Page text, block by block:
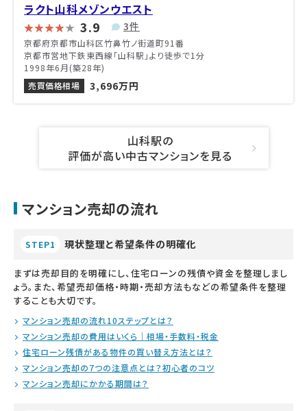
ラクト山科メゾンウエスト
3.9 3件
京都府京都市山科区竹鼻竹ノ街道町91番
京都市営地下鉄東西線「山科駅」より徒歩で1分
1998年6月(築28年)
売買価格相場
3,696万円
山科駅の
評価が高い中古マンションを見る
マンション売却の流れ
STEP1 現状整理と希望条件の明確化
まずは売却目的を明確にし、住宅ローンの残債や資金を整理しまし
ょう。また、希望売却価格・時期・売却方法もなどの希望条件を整理
することも大切です。
マンション売却の流れ10ステップとは？
マンション売却の費用はいくら｜相場・手数料・税金
住宅ローン残債がある物件の買い替え方法とは？
マンション売却の7つの注意点とは？初心者のコツ
マンション売却にかかる期間は？